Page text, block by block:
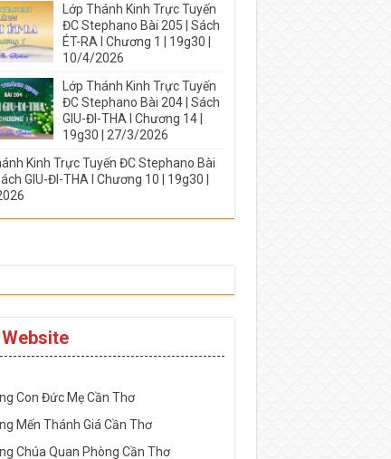
Lớp Thánh Kinh Trực Tuyến
ĐC Stephano Bài 205 | Sách
ÉT-RA I Chương 1 | 19g30 |
10/4/2026
Lớp Thánh Kinh Trực Tuyến
ĐC Stephano Bài 204 | Sách
GIU-ĐI-THA I Chương 14 |
19g30 | 27/3/2026
Kinh Trực Tuyến ĐC Stephano Bài
GIU-ĐI-THA I Chương 10 | 19g30 |
Con Đức Mẹ Cần Thơ
Mến Thánh Giá Cần Thơ
Chúa Quan Phòng Cần Thơ